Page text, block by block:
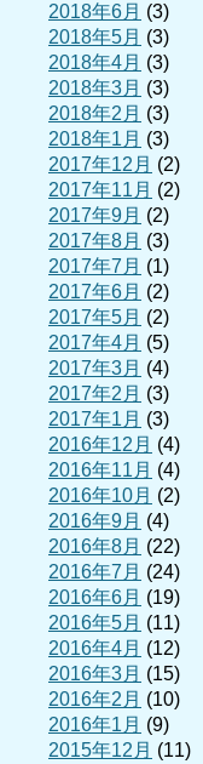
2018年6月 (3)
2018年5月 (3)
2018年4月 (3)
2018年3月 (3)
2018年2月 (3)
2018年1月 (3)
2017年12月 (2)
2017年11月 (2)
2017年9月 (2)
2017年8月 (3)
2017年7月 (1)
2017年6月 (2)
2017年5月 (2)
2017年4月 (5)
2017年3月 (4)
2017年2月 (3)
2017年1月 (3)
2016年12月 (4)
2016年11月 (4)
2016年10月 (2)
2016年9月 (4)
2016年8月 (22)
2016年7月 (24)
2016年6月 (19)
2016年5月 (11)
2016年4月 (12)
2016年3月 (15)
2016年2月 (10)
2016年1月 (9)
2015年12月 (11)